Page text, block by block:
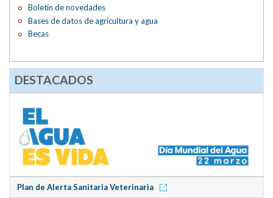
Boletín de novedades
Bases de datos de agricultura y agua
Becas
DESTACADOS
Plan de Alerta Sanitaria Veterinaria